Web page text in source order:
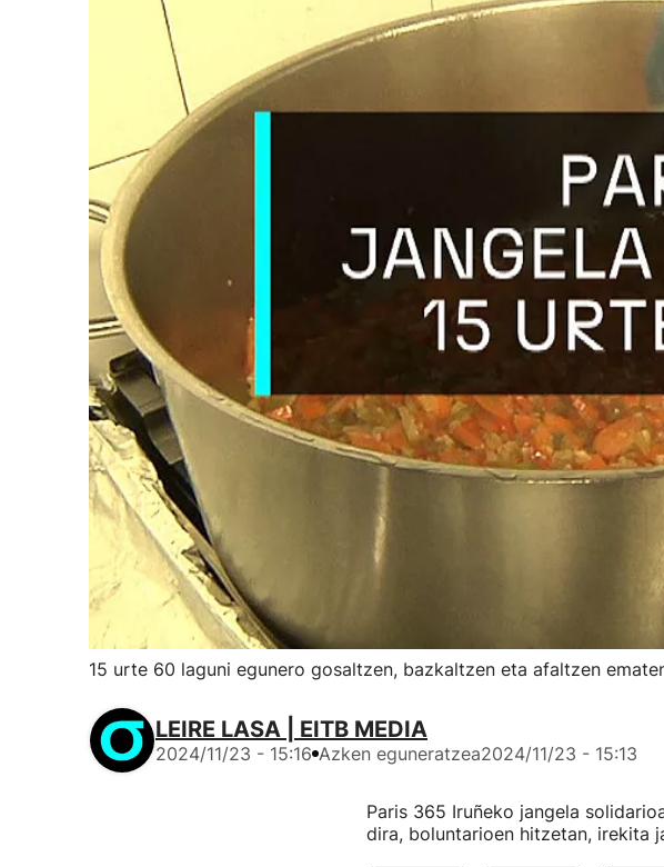
15 urte 60 laguni egunero gosaltzen, bazkaltzen eta afaltzen
LEIRE LASA | EITB MEDIA
2024/11/23 - 15:16 Azken eguneratzea2024/11/23 - 15:13
Paris 365 Iruñeko jangela
dira, boluntarioen hitzetan, irekita